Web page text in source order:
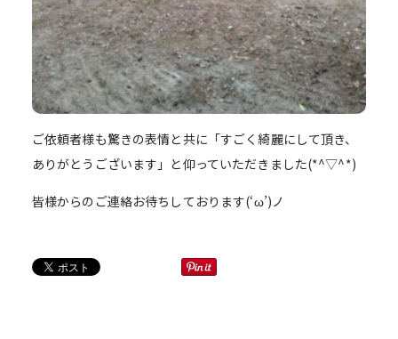
ご依頼者様も驚きの表情と共に「すごく綺麗にして頂き、
ありがとうございます」と仰っていただきました(*^▽^*)
皆様からのご連絡お待ちしております(‘ω’)ノ